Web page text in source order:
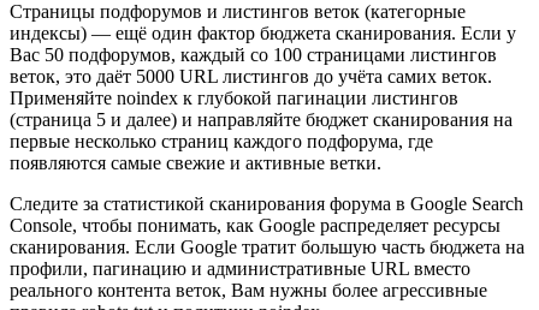
Страницы подфорумов и листингов веток (категорные
индексы) — ещё один фактор бюджета сканирования. Если у
Вас 50 подфорумов, каждый со 100 страницами листингов
веток, это даёт 5000 URL листингов до учёта самих веток.
Применяйте noindex к глубокой пагинации листингов
(страница 5 и далее) и направляйте бюджет сканирования на
первые несколько страниц каждого подфорума, где
появляются самые свежие и активные ветки.
Следите за статистикой сканирования форума в Google Search
Console, чтобы понимать, как Google распределяет ресурсы
сканирования. Если Google тратит большую часть бюджета на
профили, пагинацию и административные URL вместо
реального контента веток, Вам нужны более агрессивные